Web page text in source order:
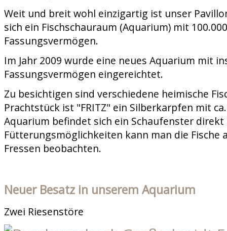
Weit und breit wohl einzigartig ist unser
sich ein Fischschauraum (Aquarium) mit
Fassungsvermögen.
Im Jahr 2009 wurde eine neues Aquarium mit
Fassungsvermögen eingereichtet.
Zu besichtigen sind verschiedene heimische
Prachtstück ist "FRITZ" ein Silberkarpfen mit
Aquarium befindet sich ein Schaufenster direkt
Fütterungsmöglichkeiten kann man die Fische
Fressen beobachten.
Neuer Besatz in unserem Aquarium
Zwei Riesenstöre